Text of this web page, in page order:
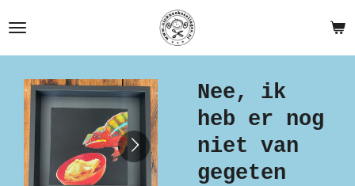
direct
naar
hoofdinhoud
Nee, ik
heb er nog
niet van
gegeten